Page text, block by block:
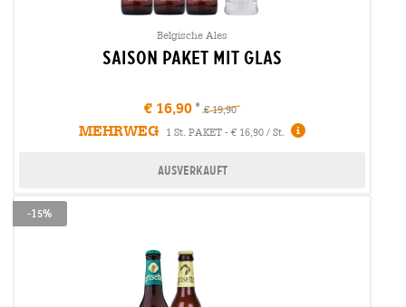
Belgische Ales
Saison Paket mit Glas
€ 16,90 € 19,90
MEHRWEG 1 St. PAKET - € 16,90 / St. Infos
Ausverkauft
-15%